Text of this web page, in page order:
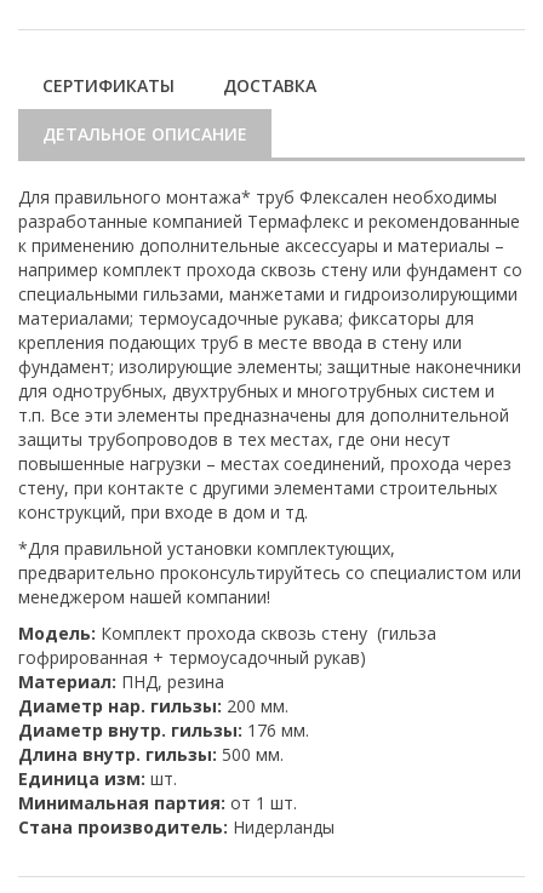
СЕРТИФИКАТЫ ДОСТАВКА
ДЕТАЛЬНОЕ ОПИСАНИЕ
Для правильного монтажа* труб Флексален необходимы
разработанные компанией Термафлекс и рекомендованные
к применению дополнительные аксессуары и материалы –
например комплект прохода сквозь стену или фундамент со
специальными гильзами, манжетами и гидроизолирующими
материалами; термоусадочные рукава; фиксаторы для
крепления подающих труб в месте ввода в стену или
фундамент; изолирующие элементы; защитные наконечники
для однотрубных, двухтрубных и многотрубных систем и
т.п. Все эти элементы предназначены для дополнительной
защиты трубопроводов в тех местах, где они несут
повышенные нагрузки – местах соединений, прохода через
стену, при контакте с другими элементами строительных
конструкций, при входе в дом и тд.
*Для правильной установки комплектующих,
предварительно проконсультируйтесь со специалистом или
менеджером нашей компании!
Модель: Комплект прохода сквозь стену (гильза
гофрированная + термоусадочный рукав)
Материал: ПНД, резина
Диаметр нар. гильзы: 200 мм.
Диаметр внутр. гильзы: 176 мм.
Длина внутр. гильзы: 500 мм.
Единица изм: шт.
Минимальная партия: от 1 шт.
Стана производитель: Нидерланды